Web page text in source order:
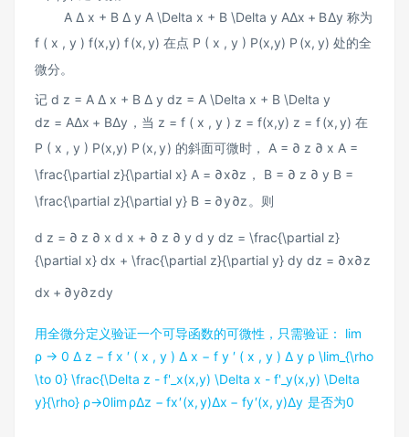
A Δ x + B Δ y A \Delta x + B \Delta y AΔx + BΔy 称为
f ( x , y ) f(x,y) f(x,y) 在点 P ( x , y ) P(x,y) P (x, y) 处的全
微分。
记 d z = A Δ x + B Δ y dz = A \Delta x + B \Delta y
dz = AΔx + BΔy ，当 z = f ( x , y ) z = f(x,y) z = f(x,y) 在
P ( x , y ) P(x,y) P (x,y) 的斜面可微时，
A = ∂ z ∂ x A =
\frac{\partial z}{\partial x} A = ∂x∂z ，
B = ∂ z ∂ y B =
\frac{\partial z}{\partial y} B = ∂y∂z 。则
d z = ∂ z ∂ x d x + ∂ z ∂ y d y dz = \frac{\partial z}
{\partial x} dx + \frac{\partial z}{\partial y} dy dz = ∂x∂z
dx + ∂y∂zdy
用全微分定义验证一个可导函数的可微性，只需验证：
lim ⁡
ρ → 0 Δ z − f x ′ ( x , y ) Δ x − f y ′ ( x , y ) Δ y ρ \lim_{\rho
\to 0} \frac{\Delta z - f'_x(x,y) \Delta x - f'_y(x,y) \Delta
y}{\rho} ρ→0lim ρΔz − fx′(x,y)Δx − fy′(x, y)Δy 是否为0